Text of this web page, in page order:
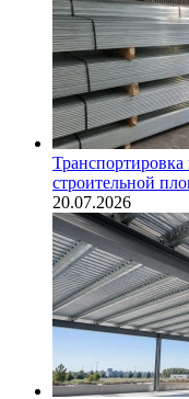
строительной
20.07.2026